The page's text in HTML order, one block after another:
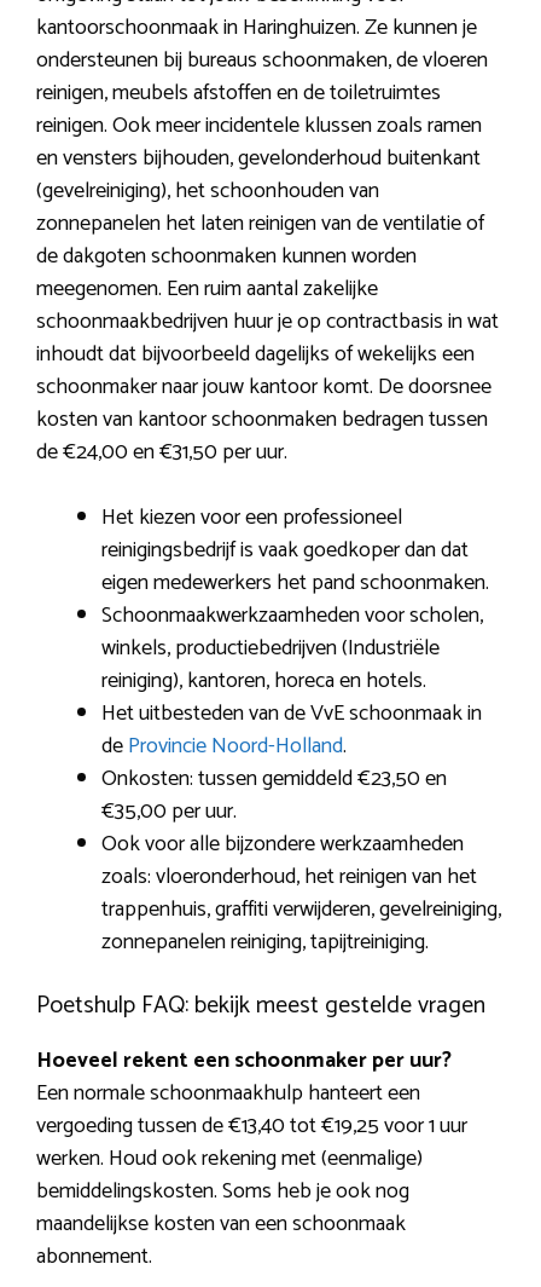
kantoorschoonmaak in Haringhuizen. Ze kunnen je
ondersteunen bij bureaus schoonmaken, de vloeren
reinigen, meubels afstoffen en de toiletruimtes
reinigen. Ook meer incidentele klussen zoals ramen
en vensters bijhouden, gevelonderhoud buitenkant
(gevelreiniging), het schoonhouden van
zonnepanelen het laten reinigen van de ventilatie of
de dakgoten schoonmaken kunnen worden
meegenomen. Een ruim aantal zakelijke
schoonmaakbedrijven huur je op contractbasis in wat
inhoudt dat bijvoorbeeld dagelijks of wekelijks een
schoonmaker naar jouw kantoor komt. De doorsnee
kosten van kantoor schoonmaken bedragen tussen
de €24,00 en €31,50 per uur.
Het kiezen voor een professioneel
reinigingsbedrijf is vaak goedkoper dan dat
eigen medewerkers het pand schoonmaken.
Schoonmaakwerkzaamheden voor scholen,
winkels, productiebedrijven (Industriële
reiniging), kantoren, horeca en hotels.
Het uitbesteden van de VvE schoonmaak in
deProvincie Noord-Holland.
Onkosten: tussen gemiddeld €23,50 en
€35,00 per uur.
Ook voor alle bijzondere werkzaamheden
zoals: vloeronderhoud, het reinigen van het
trappenhuis, graffiti verwijderen, gevelreiniging,
zonnepanelen reiniging, tapijtreiniging.
Poetshulp FAQ: bekijk meest gestelde vragen
Hoeveel rekent een schoonmaker per uur?
Een normale schoonmaakhulp hanteert een
vergoeding tussen de €13,40 tot €19,25 voor 1 uur
werken. Houd ook rekening met (eenmalige)
bemiddelingskosten. Soms heb je ook nog
maandelijkse kosten van een schoonmaak
abonnement.